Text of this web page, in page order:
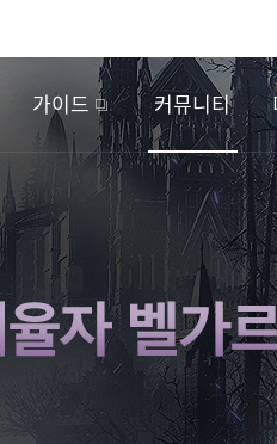
가이드 커뮤니티